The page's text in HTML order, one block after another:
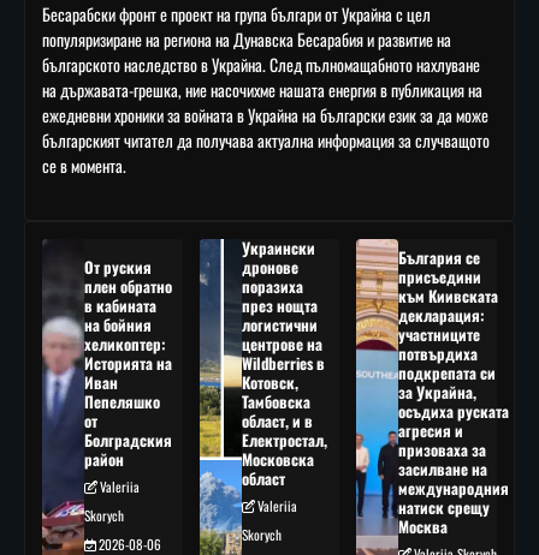
Бесарабски фронт е проект на група българи от Украйна с цел
популяризиране на региона на Дунавска Бесарабия и развитие на
българското наследство в Украйна. След пълномащабното нахлуване
на държавата-грешка, ние насочихме нашата енергия в публикация на
ежедневни хроники за войната в Украйна на български език за да може
българският читател да получава актуална информация за случващото
се в момента.
От руския
плен обратно
в кабината
на бойния
хеликоптер:
Историята на
Иван
Пепеляшко
от
Болградския
район
Valeriia
Skorych
2026-08-06
Украински
дронове
поразиха
през нощта
логистични
центрове на
Wildberries в
Котовск,
Тамбовска
област, и в
Електростал,
Московска
област
Valeriia
Skorych
България се
присъедини
към Киивската
декларация:
участниците
потвърдиха
подкрепата си
за Украйна,
осъдиха руската
агресия и
призоваха за
засилване на
международния
натиск срещу
Москва